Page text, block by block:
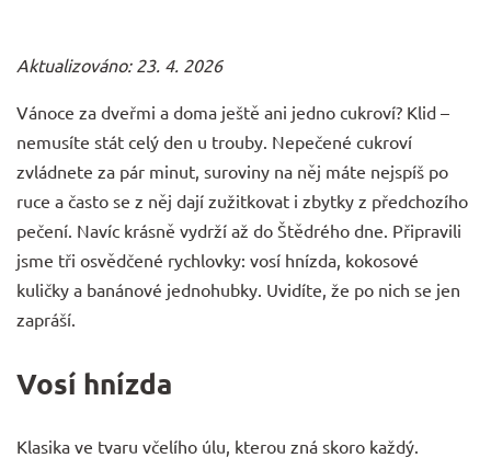
Aktualizováno: 23. 4. 2026
Vánoce za dveřmi a doma ještě ani jedno cukroví? Klid –
nemusíte stát celý den u trouby. Nepečené cukroví
zvládnete za pár minut, suroviny na něj máte nejspíš po
ruce a často se z něj dají zužitkovat i zbytky z předchozího
pečení. Navíc krásně vydrží až do Štědrého dne. Připravili
jsme tři osvědčené rychlovky: vosí hnízda, kokosové
kuličky a banánové jednohubky. Uvidíte, že po nich se jen
zapráší.
Vosí hnízda
Klasika ve tvaru včelího úlu, kterou zná skoro každý.